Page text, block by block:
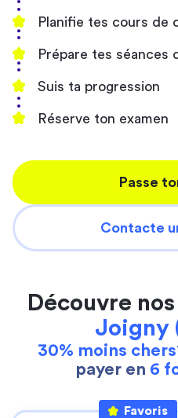
Planifie tes cours de
Prépare tes séances
Suis ta progression
Réserve ton examen
Passe
Contacte
Découvre
Joigny
30% moins chers
payer en 6
Favoris